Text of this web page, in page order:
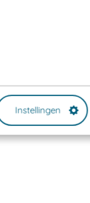
Instellingen